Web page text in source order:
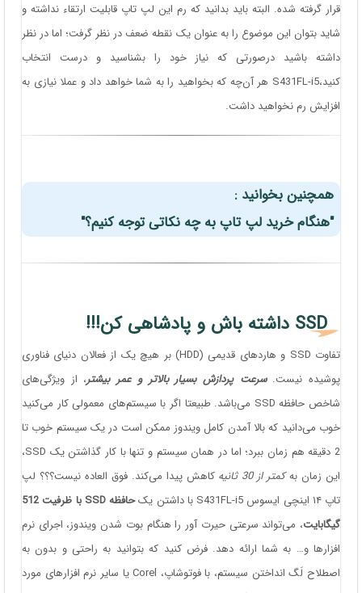
قرار گرفته شده. البته باید بدانید که رم این لپ تاپ قابلیت ارتقاء نداشته و
شاید بتوان این موضوع را به عنوان یک نقطه ضعف در نظر گرفت؛ اما در نظر
داشته باشید درصورتی که نیاز خود را بشناسید و درست انتخاب
کنید،S431FL-i5 هر آن‌چه که بخواهید را به شما خواهد داد و عملا نیازی به
افزایش رم نخواهید داشت.
همچنین بخوانید :
"هنگام خرید لپ تاپ به چه نکاتی توجه کنیم؟"
SSD داشته باش و پادشاهی کن!!!
تفاوت SSD و هاردهای قدیمی (HDD) بر هیچ یک از فعالان دنیای فناوری
پوشیده نیست.سرعت پردازش بسیار بالاتر و عمر بیشتر، از ویژگی‌های
شاخص حافظه SSD می‌باشد. طبیعتا اگر با سیستم‌های معمولی کار می‌کنید
خوب می‌دانید که بالا آمدن کامل ویندوز ممکن است در یک سیستم خوب تا
2 دقیقه هم زمان ببرد؛ اما در همان سیستم و تنها با کار گذاشتن یک SSD،
این زمان بهکمتر از 30 ثانیه
کاهش پیدا می‌کند. فوق العاده نیست؟؟؟ لپ
تاپ ۱۴ اینچی ایسوس S431FL-i5 با داشتن یک
حافظه SSD با ظرفیت 512
گیگابایت، می‌تواند سرعتی حیرت آور را هنگام بوت شدن ویندوز، اجرای نرم
افزارها و… به شما ارائه دهد. فرض کنید که بتوانید به راحتی و بدون به
اصطلاح لَگ انداختن سیستم، با فوتوشاپ، Corel یا سایر نرم افزارهای مورد